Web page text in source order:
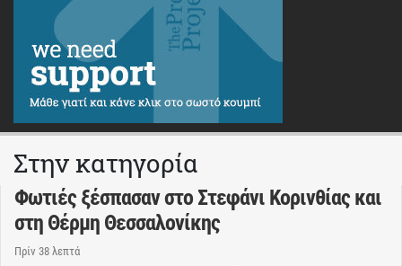
Στην κατηγορία
Φωτιές ξέσπασαν στο Στεφάνι Κορινθίας και
στη Θέρμη Θεσσαλονίκης
Πρίν 38 λεπτά